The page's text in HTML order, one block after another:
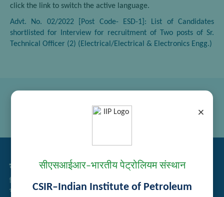
×
सीएसआईआर–भारतीय पेट्रोलियम संस्थान
CSIR–Indian Institute of Petroleum
click the link to switch the active language.
Advt. No. 02/2022 [Post Code- ESD-1]: List of Candidates
shortlisted for Interview for recruitment of Two posts of Sr.
Technical Officer (2) (Electrical/Electrical & Electronics Engg.)
सम्बद्ध लिंक्स
निविदा प्रबंधन
भर्ती